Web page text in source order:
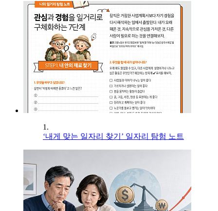
1.
‘내게 맞는 일자리 찾기’ 일자리 탐험 노트